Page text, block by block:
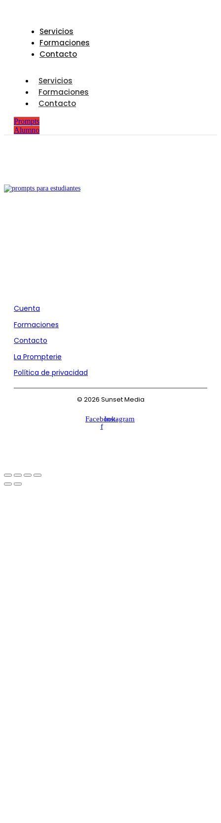
Servicios
Formaciones
Contacto
Servicios
Formaciones
Contacto
Prompts
Alumno
Cuenta
Formaciones
Contacto
La Prompterie
Política de privacidad
© 2026 Sunset Media
Facebook-
f
Instagram